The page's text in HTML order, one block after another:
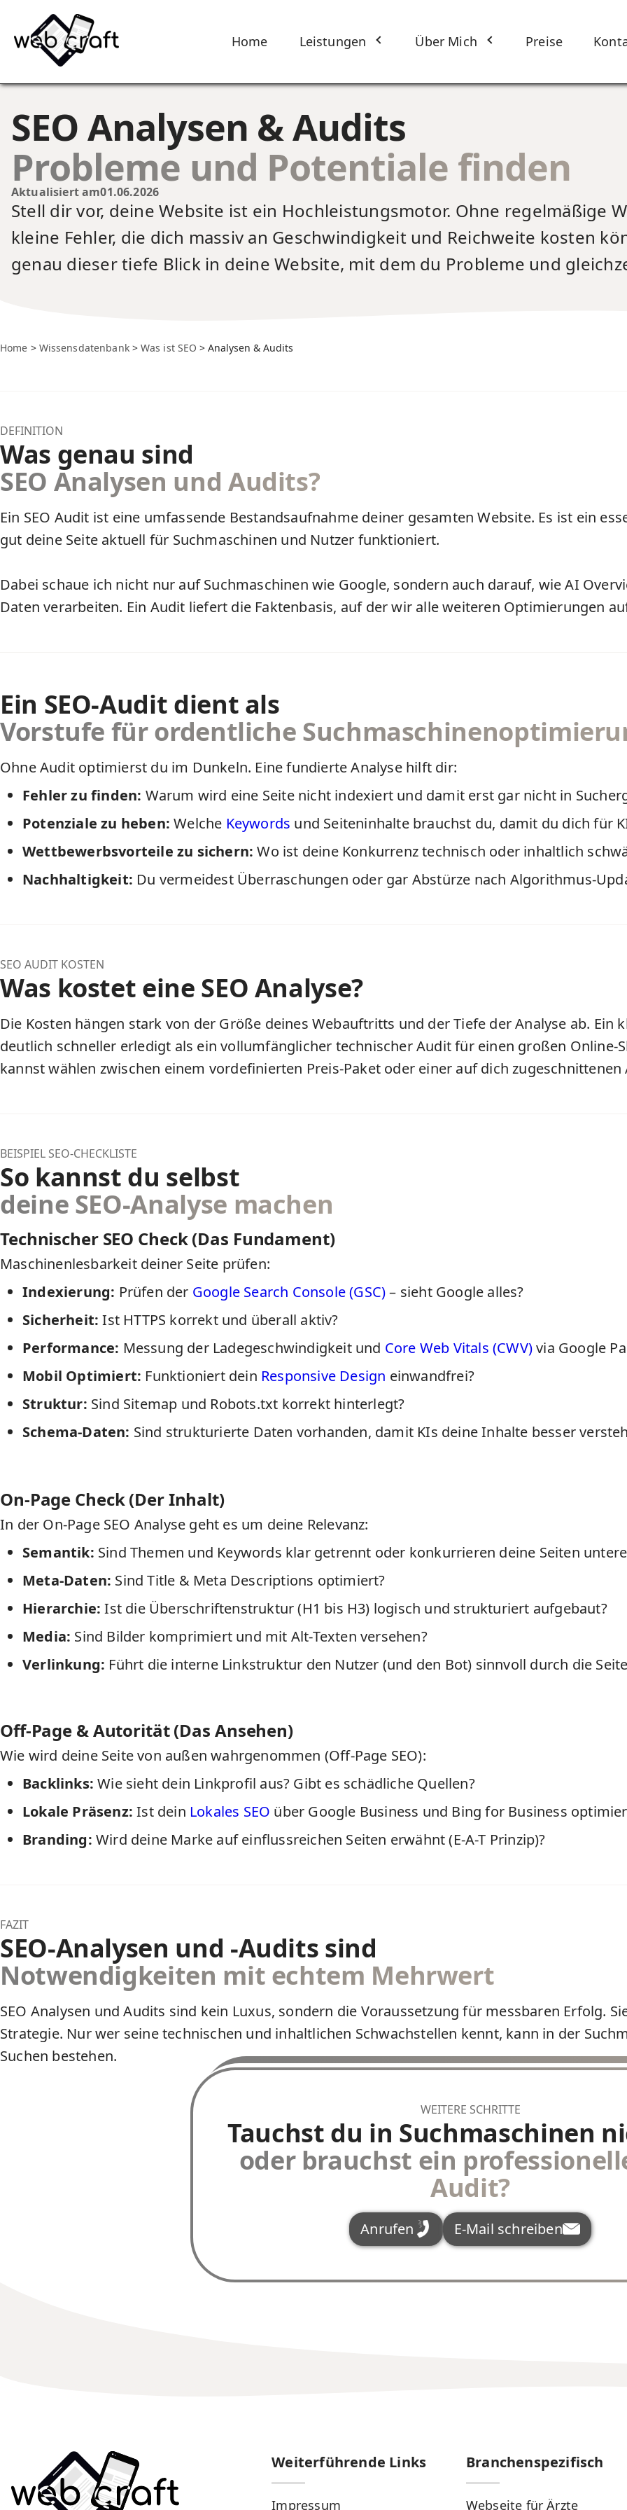
Home Leistungen Über Mich Preise
SEO Analysen & Audits
Probleme und Potentiale finden
Aktualisiert am01.06.2026
Stell dir vor, deine Website ist ein Hochleistungsmotor. Ohne regelmäßige
kleine Fehler, die dich massiv an Geschwindigkeit und Reichweite kosten
genau dieser tiefe Blick in deine Website, mit dem du Probleme und
Home > Wissensdatenbank> Was ist SEO > Analysen & Audits
DEFINITION
Was genau sind
SEO Analysen und Audits?
Ein SEO Audit ist eine umfassende Bestandsaufnahme deiner gesamtenWebsite. Es ist ein
gut deine Seite aktuell für Suchmaschinen und Nutzer funktioniert.
Dabei schaue ich nicht nur auf Suchmaschinen wie Google, sondern auch darauf, wieAI
Daten verarbeiten. Ein Audit liefert die Faktenbasis, auf der wir alle weiteren Optimierungen
Ein SEO-Audit dient als
Vorstufe für ordentliche
Ohne Audit optimierst du im Dunkeln. Eine fundierte Analyse hilft dir:
Fehler zu finden: Warum wird eine Seite nicht indexiert und damit erst gar nicht in
Potenziale zu heben: Welche Keywords und Seiteninhalte brauchst du, damit du dich für
Wettbewerbsvorteile zu sichern: Wo ist deine Konkurrenz technisch oder inhaltlich
Nachhaltigkeit: Du vermeidest Überraschungen oder gar Abstürze nach Algorithmus-
SEO AUDIT KOSTEN
Was kostet eine SEO Analyse?
Die Kosten hängen stark von der Größe deines Webauftritts und der Tiefe der Analyse ab. Ein
deutlich schneller erledigt als ein vollumfänglicher technischer Audit für einen großen Online-
kannst wählen zwischen einem vordefinierten Preis-Paket oder einer auf dich
BEISPIEL SEO-CHECKLISTE
So kannst du selbst
deine SEO-Analyse machen
Technischer SEO Check (Das Fundament)
Maschinenlesbarkeit deiner Seite prüfen:
Indexierung: Prüfen der Google Search Console (GSC)– sieht Google alles?
Sicherheit: Ist HTTPS korrekt und überall aktiv?
Performance: Messung der Ladegeschwindigkeit und Core Web Vitals (CWV)via Google
Mobil Optimiert: Funktioniert dein Responsive Design einwandfrei?
Struktur: Sind Sitemap und Robots.txt korrekt hinterlegt?
Schema-Daten: Sind strukturierte Daten vorhanden, damit KIs deine Inhalte besser
On-Page Check (Der Inhalt)
In der On-Page SEO Analyse geht es um deine Relevanz:
Semantik: Sind Themen und Keywords klar getrennt oder konkurrieren deine Seiten
Meta-Daten: Sind Title & Meta Descriptions optimiert?
Hierarchie: Ist die Überschriftenstruktur (H1 bis H3) logisch und strukturiert aufgebaut?
Media: Sind Bilder komprimiert und mit Alt-Texten versehen?
Verlinkung: Führt die interne Linkstruktur den Nutzer (und den Bot) sinnvoll durch die
Off-Page & Autorität (Das Ansehen)
Wie wird deine Seite von außen wahrgenommen (Off-Page SEO):
Backlinks: Wie sieht dein Linkprofil aus? Gibt es schädliche Quellen?
Lokale Präsenz: Ist dein Lokales SEO über Google Business und Bing for Business
Branding: Wird deine Marke auf einflussreichen Seiten erwähnt (E-A-T Prinzip)?
FAZIT
SEO-Analysen und -Audits sind
Notwendigkeiten mit echtem Mehrwert
SEO Analysen und Audits sind kein Luxus, sondern die Voraussetzung für messbaren Erfolg.
Strategie. Nur wer seine technischen und inhaltlichen Schwachstellen kennt, kann in der
Suchen bestehen.
WEITERE SCHRITTE
Tauchst du in Suchmaschinen
oder brauchst ein
Audit?
Anrufen E-Mail schreiben
Weiterführende Links
Impressum
Branchenspezifisch
Webseite für Ärzte